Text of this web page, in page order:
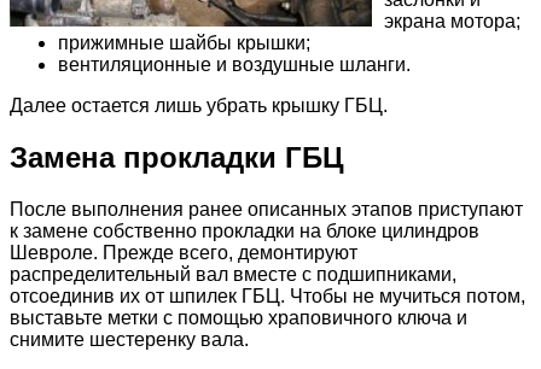
экрана мотора;
прижимные шайбы крышки;
вентиляционные и воздушные шланги.
Далее остается лишь убрать крышку ГБЦ.
Замена прокладки ГБЦ
После выполнения ранее описанных этапов приступают
к замене собственно прокладки на блоке цилиндров
Шевроле. Прежде всего, демонтируют
распределительный вал вместе с подшипниками,
отсоединив их от шпилек ГБЦ. Чтобы не мучиться потом,
выставьте метки с помощью храповичного ключа и
снимите шестеренку вала.